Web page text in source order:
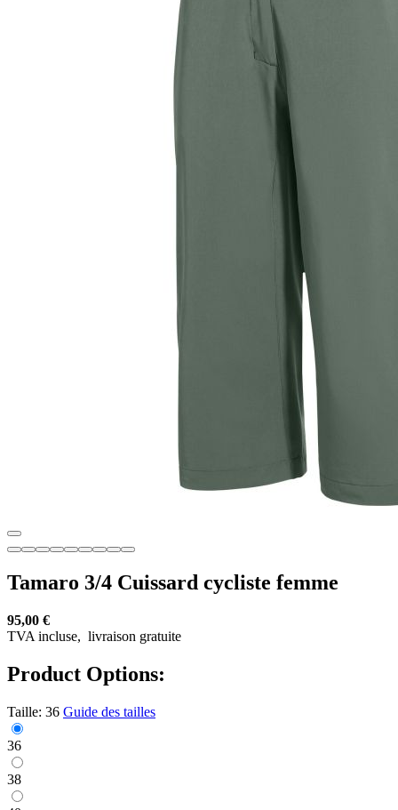
Tamaro 3/4 Cuissard cycliste femme
95,00 €
TVA incluse, livraison gratuite
Product Options:
Taille: 36 Guide des tailles
36
38